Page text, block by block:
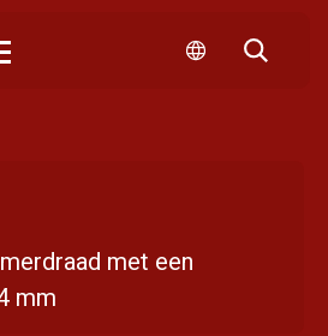
met een
mm